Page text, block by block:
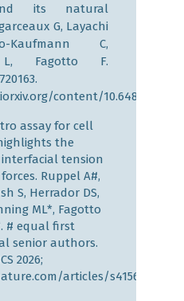
its natural
G, Layachi
Kaufmann C,
L, Fagotto F.
content/10.64898/
assay for cell
the
tension
Ruppel A#,
S, Herrador DS,
ML*, Fagotto
# equal first
senior authors.
2026;
articles/s41567-